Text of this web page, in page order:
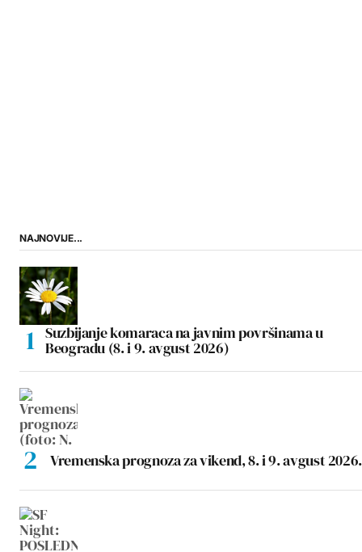
NAJNOVIJE...
Suzbijanje komaraca na javnim površinama u
Beogradu (8. i 9. avgust 2026)
Vremenska prognoza za vikend, 8. i 9. avgust 2026.